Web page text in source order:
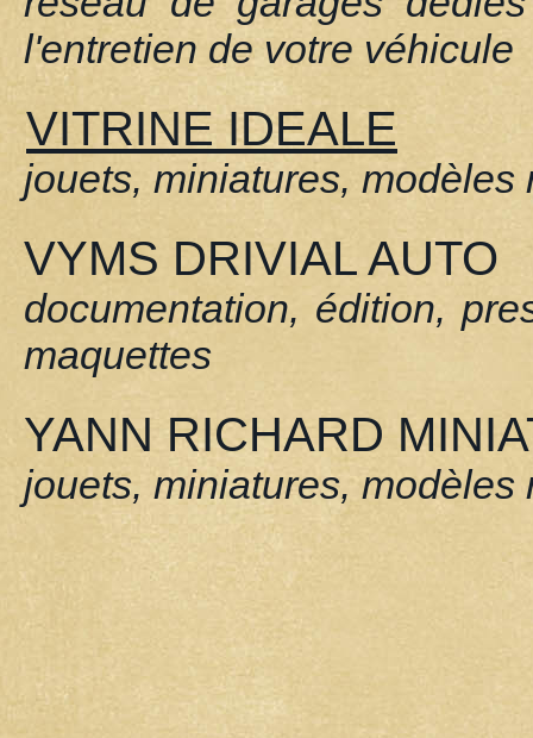
l'entretien de votre véhicule
VITRINE IDEALE
jouets, miniatures, modèles
VYMS DRIVIAL AUTO
documentation, édition,
maquettes
YANN RICHARD
jouets, miniatures, modèles